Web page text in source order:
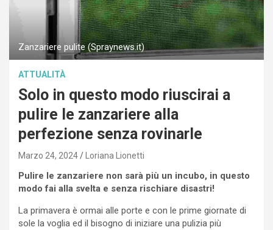
Zanzariere pulite (Spraynews.it)
ATTUALITÀ
Solo in questo modo riuscirai a
pulire le zanzariere alla
perfezione senza rovinarle
Marzo 24, 2024 Loriana Lionetti
Pulire le zanzariere non sarà più un incubo, in questo
modo fai alla svelta e senza rischiare disastri!
La primavera è ormai alle porte e con le prime giornate di
sole la voglia ed il bisogno di iniziare una pulizia più